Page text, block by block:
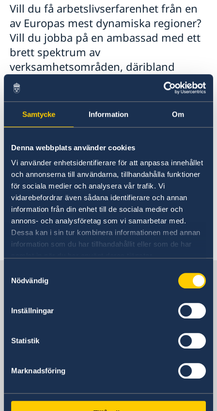
Samtycke Information Om
Denna webbplats använder cookies
Vi använder enhetsidentifierare för att anpassa innehållet
och annonserna till användarna, tillhandahålla funktioner
för sociala medier och analysera vår trafik. Vi
vidarebefordrar även sådana identifierare och annan
information från din enhet till de sociala medier och
annons- och analysföretag som vi samarbetar med.
Dessa kan i sin tur kombinera informationen med annan
information som du har tillhandahållit eller som de har
Nödvändig
Inställningar
Statistik
Marknadsföring
Vill du få arbetslivserfarenhet från en
av Europas mest dynamiska regioner?
Vill du jobba på en ambassad med ett
brett spektrum av
verksamhetsområden, däribland
politik, kommunikation,
Sverigefrämjande och bistånd? Sök
praktik hos oss! Mer information finns
genom länken nedan. Sista
Ansök här!
Regeringskansliet | Praktik vid Ambassaden
i Tirana, VT 2026
Senast uppdaterad 24 sep. 2025, 09.27
Sverige i Albanien
Sveriges ambassad
Rruga Pjeter Budi No. 56
Postadress
Ambassaden i Tirana
Tirana